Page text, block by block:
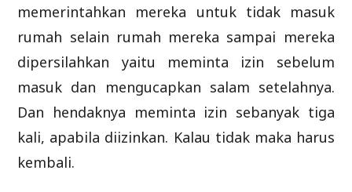
memerintahkan mereka untuk tidak masuk
rumah selain rumah mereka sampai mereka
dipersilahkan yaitu meminta izin sebelum
masuk dan mengucapkan salam setelahnya.
Dan hendaknya meminta izin sebanyak tiga
kali, apabila diizinkan. Kalau tidak maka harus
kembali.